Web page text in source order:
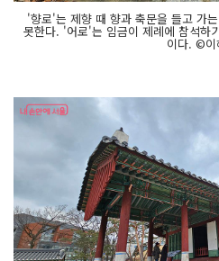
'향로'는 제향 때 향과 축문을 들고 가
못한다. '어로'는 임금이 제례에 참석하
이다. ©이